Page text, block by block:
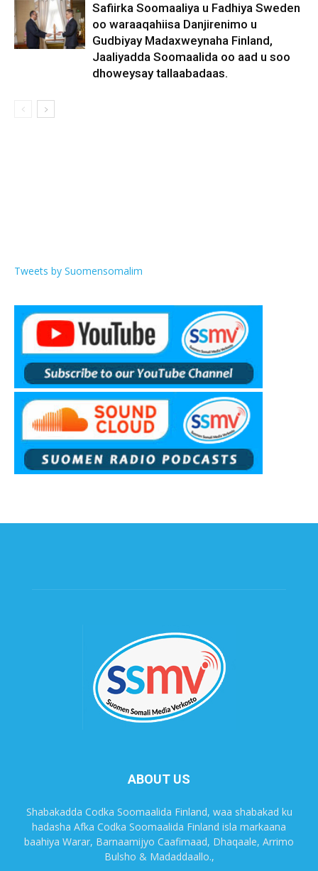
Safiirka Soomaaliya u Fadhiya Sweden
oo waraaqahiisa Danjirenimo u
Gudbiyay Madaxweynaha Finland,
Jaaliyadda Soomaalida oo aad u soo
dhoweysay tallaabadaas.
Tweets by Suomensomalim
ABOUT US
Shabakadda Codka Soomaalida Finland, waa shabakad ku
hadasha Afka Codka Soomaalida Finland isla markaana
baahiya Warar, Barnaamijyo Caafimaad, Dhaqaale, Arrimo
Bulsho & Madaddaallo.,